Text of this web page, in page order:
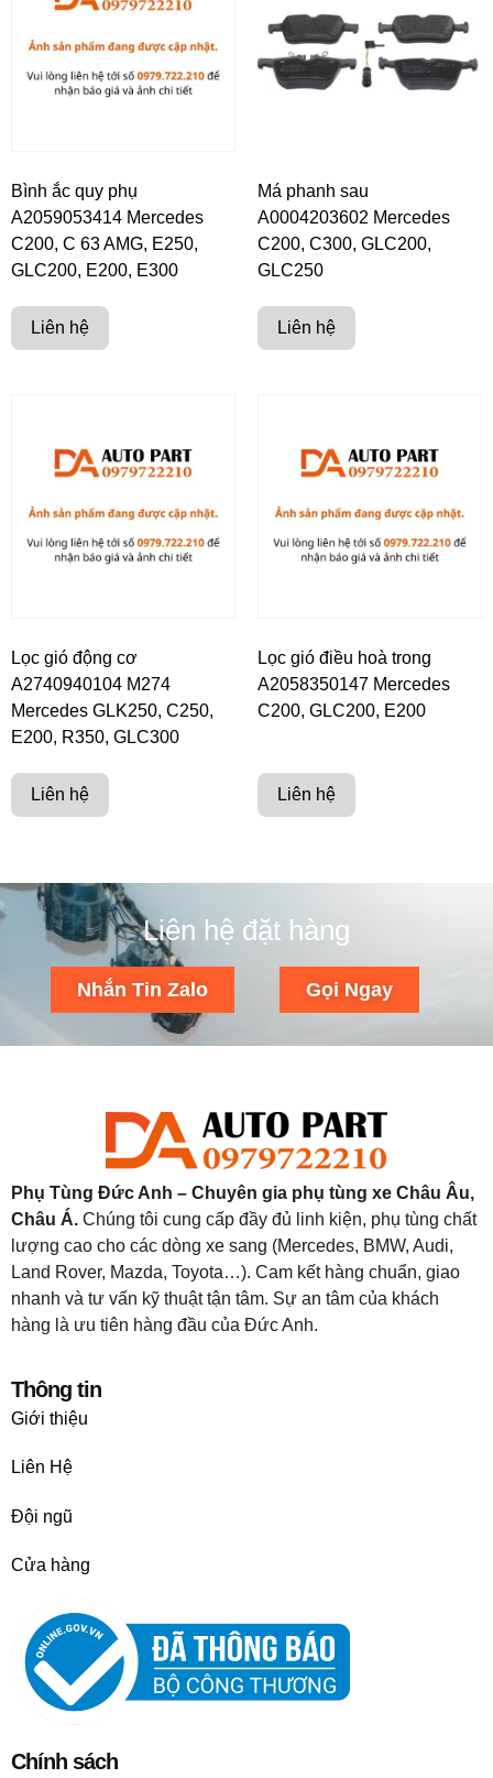
Bình ắc quy phụ
A2059053414 Mercedes
C200, C 63 AMG, E250,
GLC200, E200, E300
Liên hệ
Má phanh sau
A0004203602 Mercedes
C200, C300, GLC200,
GLC250
Liên hệ
Lọc gió động cơ
A2740940104 M274
Mercedes GLK250, C250,
E200, R350, GLC300
Liên hệ
Lọc gió điều hoà trong
A2058350147 Mercedes
C200, GLC200, E200
Liên hệ
Liên hệ đặt hàng
Nhắn Tin Zalo Gọi Ngay
Phụ Tùng Đức Anh – Chuyên gia phụ tùng xe Châu Âu,
Châu Á. Chúng tôi cung cấp đầy đủ linh kiện, phụ tùng chất
lượng cao cho các dòng xe sang (Mercedes, BMW, Audi,
Land Rover, Mazda, Toyota…). Cam kết hàng chuẩn, giao
nhanh và tư vấn kỹ thuật tận tâm. Sự an tâm của khách
hàng là ưu tiên hàng đầu của Đức Anh.
Thông tin
Giới thiệu
Liên Hệ
Đội ngũ
Cửa hàng
Chính sách